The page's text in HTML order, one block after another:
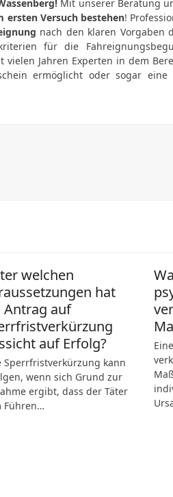
Mit unserer Beratung
ersten Versuch bestehen!
nach den klaren Vorgaben
für die
vielen Jahren Experten in dem
ermöglicht oder sogar eine
welchen
hat
Antrag auf
auf Erfolg?
Sperrfristverkürzung kann
wenn sich Grund zur
ergibt, dass der Täter
Führen…